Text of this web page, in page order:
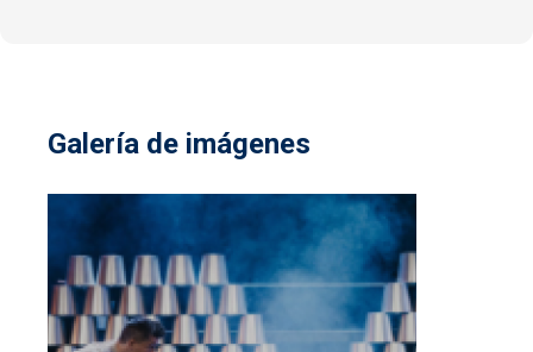
Galería de imágenes